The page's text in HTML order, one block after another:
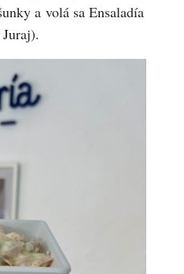
a volá sa Ensaladía